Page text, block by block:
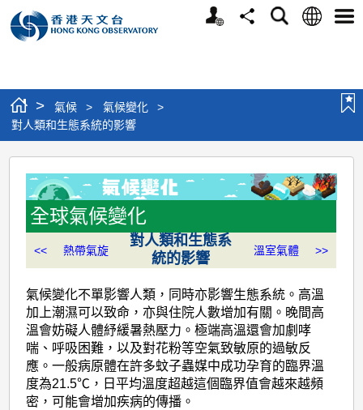
個
分
搜
語
選
> 氣候 > 氣候變化
>
對人類和生態系統的影響
對
人
類
生
態
系
統
的
影
全球氣候變化
<< 熱帶氣旋
對人類和生態系
統的影響
溫室氣體 >>
氣候變化不單影響人類，同時亦影響生態系統。高溫
加上潮濕可以致命，亦與住院人數增加有關。晚間高
溫會妨礙人體紓緩暑熱壓力。極端高溫還會加劇哮
喘、呼吸困難，以及對花粉等空氣致敏原的過敏反
應。一般病原體在許多蚊子蟲媒中成功孕育的臨界溫
度為21.5℃，日平均溫度超越這個臨界值會越來越頻
密，可能會增加疾病的傳播。